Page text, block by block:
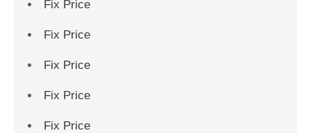
Fix Price
Fix Price
Fix Price
Fix Price
Fix Price